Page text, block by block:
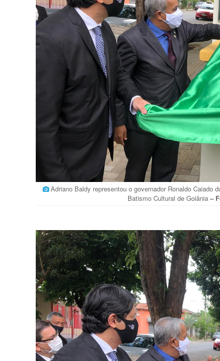
Adriano Baldy representou o governador Ronaldo Caiado
Batismo Cultural de Goiânia –